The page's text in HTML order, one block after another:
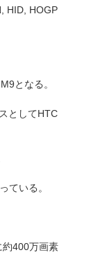
HID, HOGP
となる。
としてHTC
ている。
約400万画素